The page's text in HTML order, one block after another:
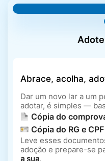
Espaços Turísticos
Festas Municipais
Fila de Exames
Abrace, acolha,
Dar um novo lar a um
adotar, é simples —
Cópia do
Cópia do RG e CPF
Leve esses
adoção e prepare-se
a sua.